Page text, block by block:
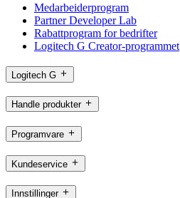
Medarbeiderprogram
Partner Developer Lab
Rabattprogram for bedrifter
Logitech G Creator-programmet
Logitech G
Handle produkter
Programvare
Kundeservice
Innstillinger